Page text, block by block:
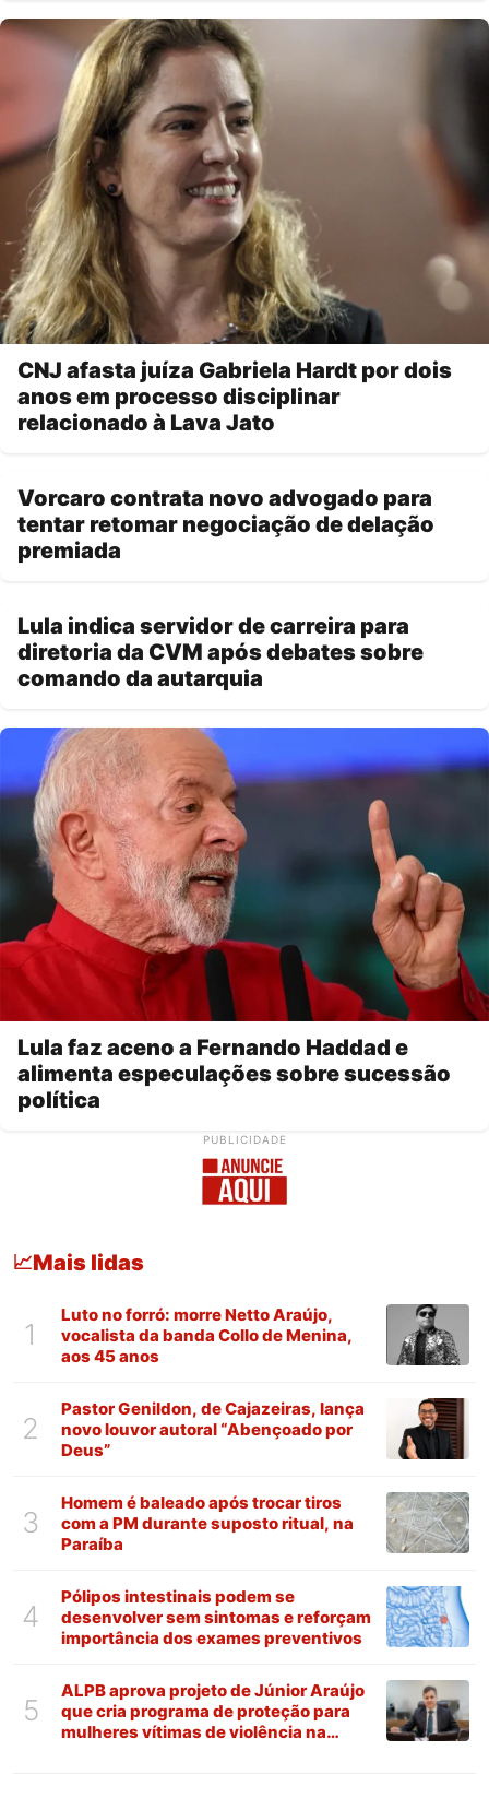
CNJ afasta juíza Gabriela Hardt por dois
anos em processo disciplinar
relacionado à Lava Jato
Vorcaro contrata novo advogado para
tentar retomar negociação de delação
premiada
Lula indica servidor de carreira para
diretoria da CVM após debates sobre
comando da autarquia
Lula faz aceno a Fernando Haddad e
alimenta especulações sobre sucessão
política
PUBLICIDADE
📈Mais lidas
1
Luto no forró: morre Netto Araújo,
vocalista da banda Collo de Menina,
aos 45 anos
2
Pastor Genildon, de Cajazeiras, lança
novo louvor autoral “Abençoado por
Deus”
3
Homem é baleado após trocar tiros
com a PM durante suposto ritual, na
Paraíba
4
Pólipos intestinais podem se
desenvolver sem sintomas e reforçam
importância dos exames preventivos
5
ALPB aprova projeto de Júnior Araújo
que cria programa de proteção para
mulheres vítimas de violência na